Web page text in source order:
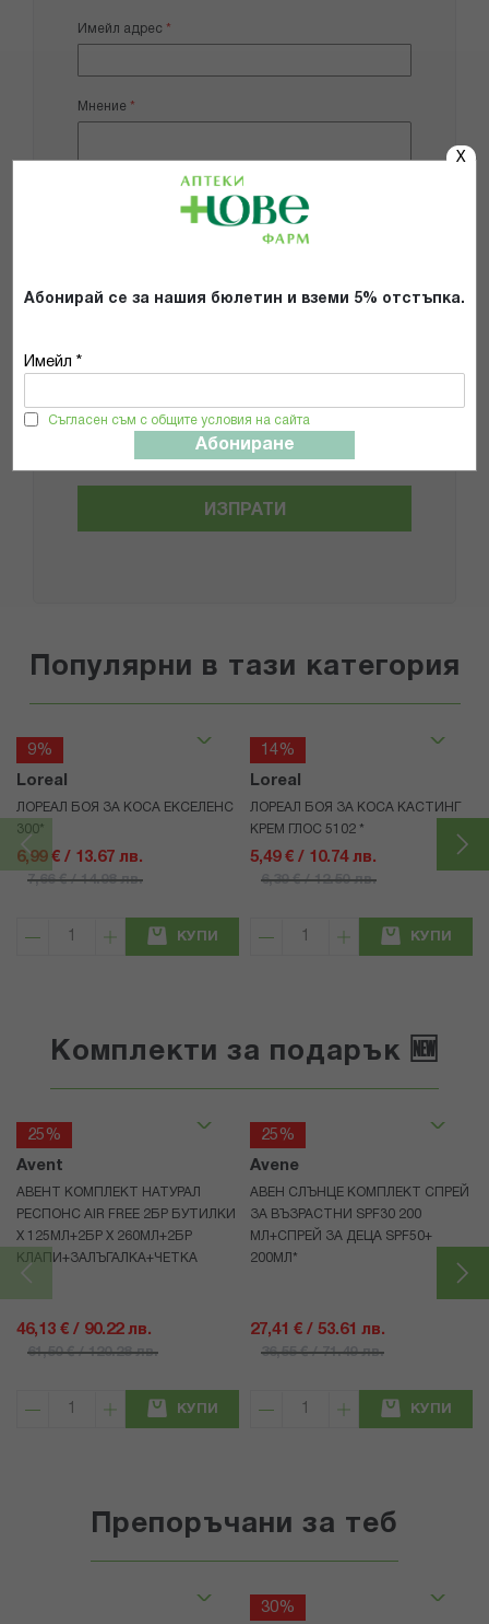
X
Абонирай се за нашия бюлетин и вземи 5% отстъпка.
Имейл *
Съгласен съм с общите условия на сайта
Абониране
Имейл адрес
Мнение
Общите условия и политиката за
поверителност *
ИЗПРАТИ
Популярни в тази категория
9%
Loreal
ЛОРЕАЛ БОЯ ЗА КОСА ЕКСЕЛЕНС
300*
6,99 € / 13.67 лв.
7,66 € / 14.98 лв.
КУПИ
14%
Loreal
ЛОРЕАЛ БОЯ ЗА КОСА КАСТИНГ
КРЕМ ГЛОС 5102 *
5,49 € / 10.74 лв.
6,39 € / 12.50 лв.
КУПИ
Комплекти за подарък 🆕
25%
Avent
АВЕНТ КОМПЛЕКТ НАТУРАЛ
РЕСПОНС AIR FREE 2БР БУТИЛКИ
Х 125МЛ+2БР Х 260МЛ+2БР
КЛАПИ+ЗАЛЪГАЛКА+ЧЕТКА
46,13 € / 90.22 лв.
61,50 € / 120.28 лв.
КУПИ
25%
Avene
АВЕН СЛЪНЦЕ КОМПЛЕКТ СПРЕЙ
ЗА ВЪЗРАСТНИ SPF30 200
МЛ+СПРЕЙ ЗА ДЕЦА SPF50+
200МЛ*
27,41 € / 53.61 лв.
36,55 € / 71.49 лв.
КУПИ
Препоръчани за теб
30%